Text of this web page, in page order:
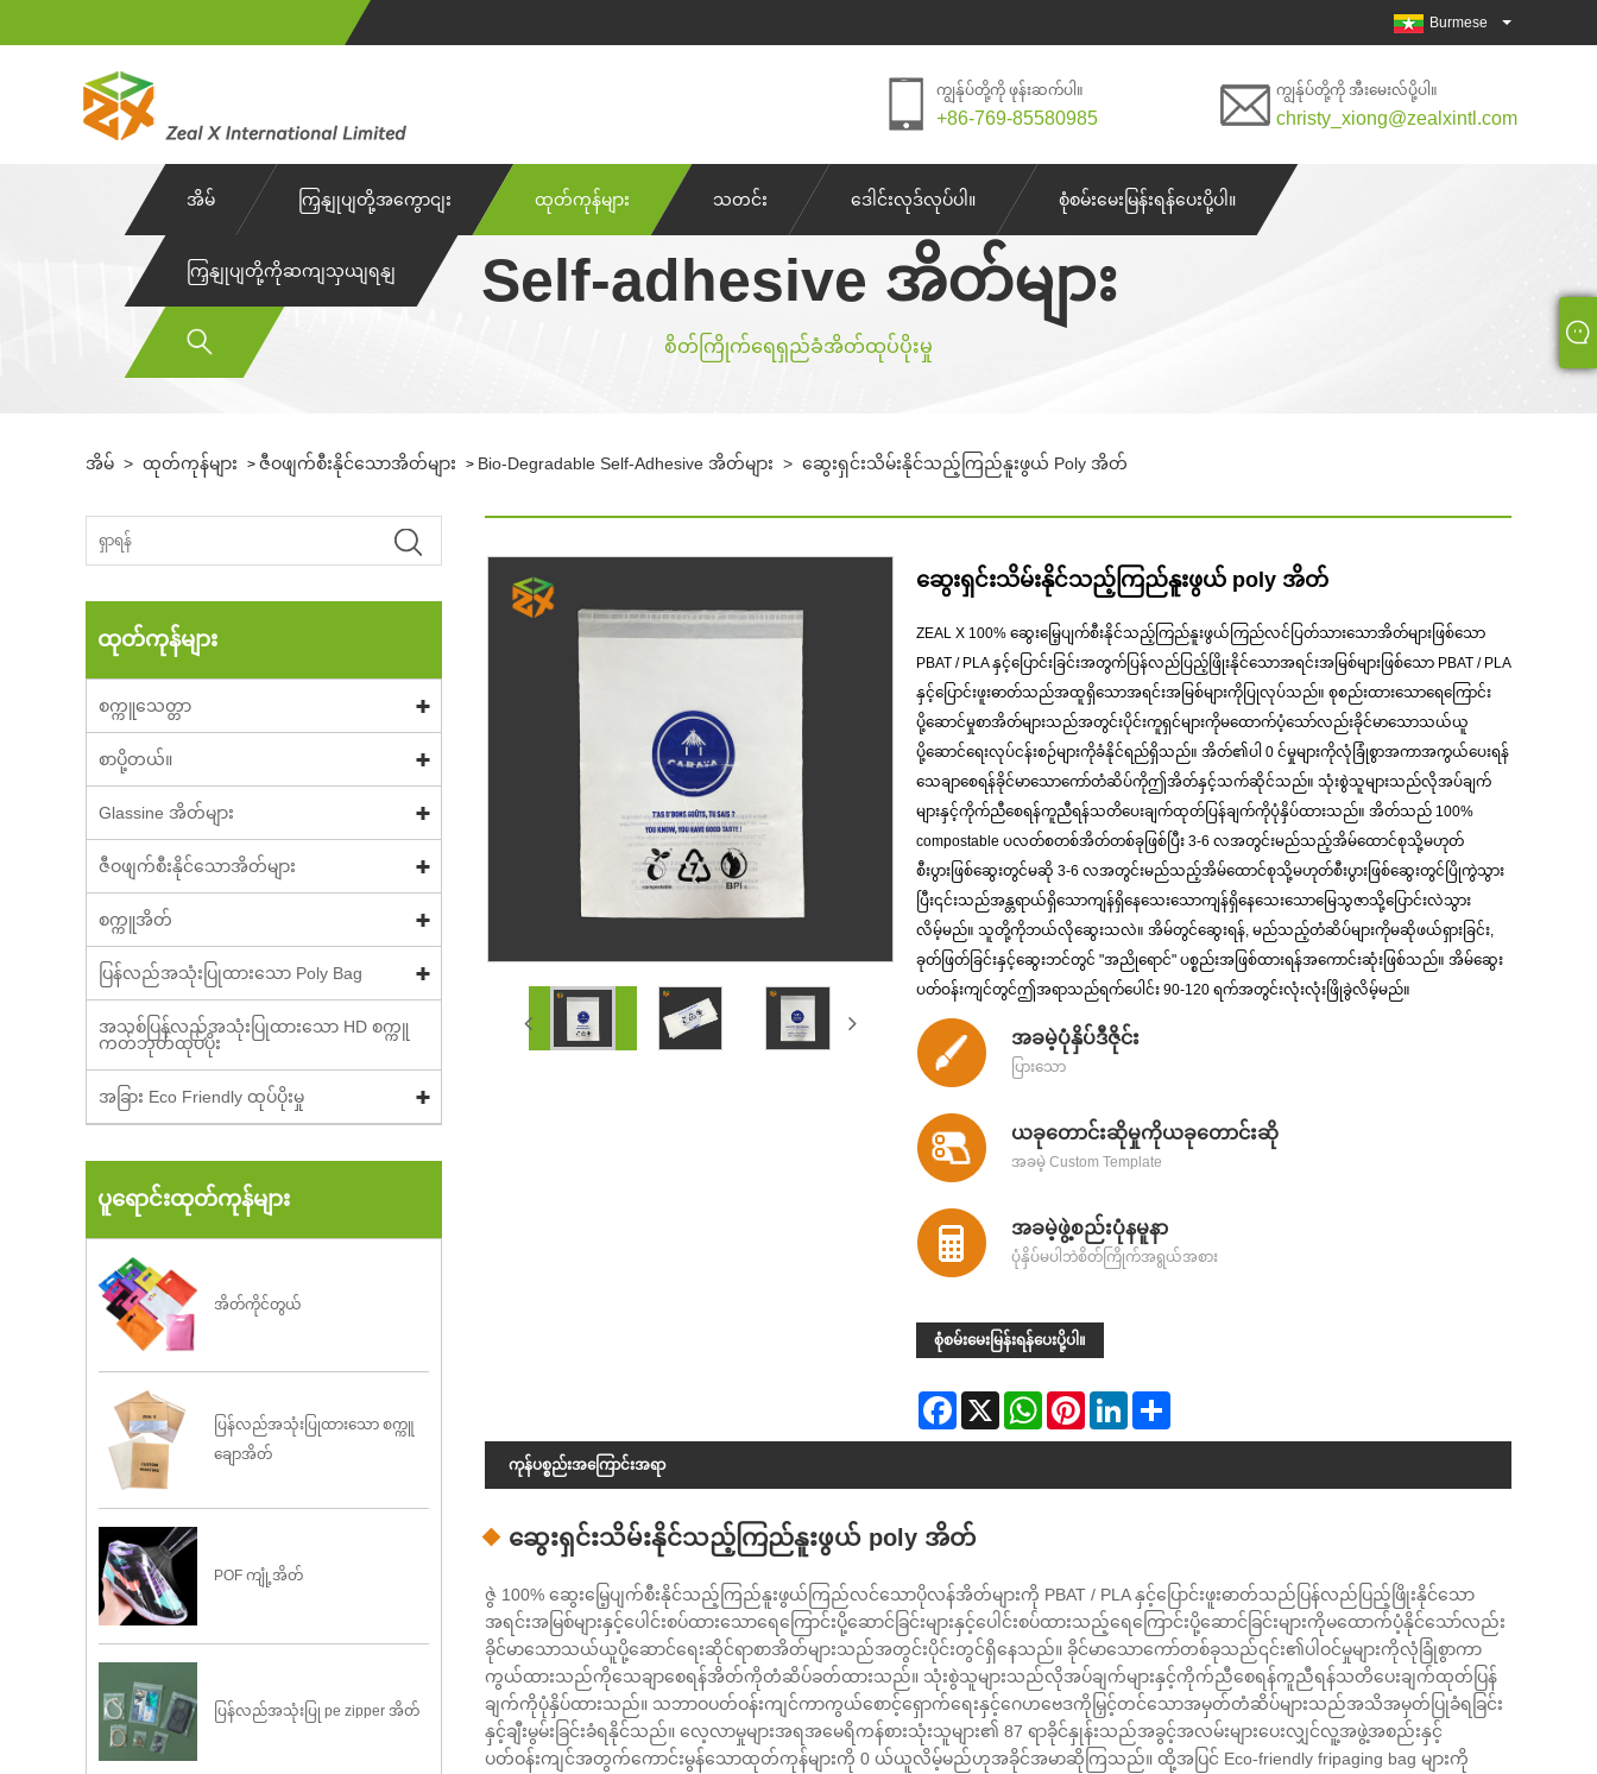
Burmese
ကျွန်ုပ်တို့ကို ဖုန်းဆက်ပါ။
+86-769-85580985
ကျွန်ုပ်တို့ကို အီးမေးလ်ပို့ပါ။
christy_xiong@zealxintl.com
အိမ် ကြှနျုပျတို့အကွောငျး ထုတ်ကုန်များ သတင်း ဒေါင်းလုဒ်လုပ်ပါ။ စုံစမ်းမေးမြန်းရန်ပေးပို့ပါ။
ကြှနျုပျတို့ကိုဆကျသှယျရနျ Self-adhesive အိတ်များ
စိတ်ကြိုက်ရေရှည်ခံအိတ်ထုပ်ပိုးမှု
အိမ် > ထုတ်ကုန်များ > ဇီဝဖျက်စီးနိုင်သောအိတ်များ > Bio-Degradable Self-Adhesive အိတ်များ > ဆွေးရှင်းသိမ်းနိုင်သည့်ကြည်နူးဖွယ် Poly အိတ်
ထုတ်ကုန်များ
စက္ကူသေတ္တာ
စာပို့တယ်။
Glassine အိတ်များ
ဇီဝဖျက်စီးနိုင်သောအိတ်များ
စက္ကူအိတ်
ပြန်လည်အသုံးပြုထားသော Poly Bag
အသစ်ပြန်လည်အသုံးပြုထားသော HD စက္ကူ
ကတ်ဘုတ်ထုပ်ပိုး
အခြား Eco Friendly ထုပ်ပိုးမှု
ပူရောင်းထုတ်ကုန်များ
အိတ်ကိုင်တွယ်
ပြန်လည်အသုံးပြုထားသော စက္ကူ
ချောအိတ်
POF ကျုံ့အိတ်
ပြန်လည်အသုံးပြု pe zipper အိတ်
ဆွေးရှင်းသိမ်းနိုင်သည့်ကြည်နူးဖွယ် poly အိတ်
ZEAL X 100% ဆွေးမြေ့ပျက်စီးနိုင်သည့်ကြည်နူးဖွယ်ကြည်လင်ပြတ်သားသောအိတ်များဖြစ်သော
PBAT / PLA နှင့်ပြောင်းခြင်းအတွက်ပြန်လည်ပြည့်ဖြိုးနိုင်သောအရင်းအမြစ်များဖြစ်သော PBAT / PLA
နှင့်ပြောင်းဖူးဓာတ်သည်အထူရှိသောအရင်းအမြစ်များကိုပြုလုပ်သည်။ စုစည်းထားသောရေကြောင်း
ပို့ဆောင်မှုစာအိတ်များသည်အတွင်းပိုင်းကူရှင်များကိုမထောက်ပံ့သော်လည်းခိုင်မာသောသယ်ယူ
ပို့ဆောင်ရေးလုပ်ငန်းစဉ်များကိုခံနိုင်ရည်ရှိသည်။ အိတ်၏ပါ 0 င်မှုများကိုလုံခြုံစွာအကာအကွယ်ပေးရန်
သေချာစေရန်ခိုင်မာသောကော်တံဆိပ်ကိုဤအိတ်နှင့်သက်ဆိုင်သည်။ သုံးစွဲသူများသည်လိုအပ်ချက်
များနှင့်ကိုက်ညီစေရန်ကူညီရန်သတိပေးချက်ထုတ်ပြန်ချက်ကိုပုံနှိပ်ထားသည်။ အိတ်သည် 100%
compostable ပလတ်စတစ်အိတ်တစ်ခုဖြစ်ပြီး 3-6 လအတွင်းမည်သည့်အိမ်ထောင်စုသို့မဟုတ်
စီးပွားဖြစ်ဆွေးတွင်မဆို 3-6 လအတွင်းမည်သည့်အိမ်ထောင်စုသို့မဟုတ်စီးပွားဖြစ်ဆွေးတွင်ပြိုကွဲသွား
ပြီး၎င်းသည်အန္တရာယ်ရှိသောကျန်ရှိနေသေးသောကျန်ရှိနေသေးသောမြေသွဇာသို့ပြောင်းလဲသွား
လိမ့်မည်။ သူတို့ကိုဘယ်လိုဆွေးသလဲ။ အိမ်တွင်ဆွေးရန်, မည်သည့်တံဆိပ်များကိုမဆိုဖယ်ရှားခြင်း,
ခုတ်ဖြတ်ခြင်းနှင့်ဆွေးဘင်တွင် "အညိုရောင်" ပစ္စည်းအဖြစ်ထားရန်အကောင်းဆုံးဖြစ်သည်။ အိမ်ဆွေး
ပတ်ဝန်းကျင်တွင်ဤအရာသည်ရက်ပေါင်း 90-120 ရက်အတွင်းလုံးလုံးဖြိုခွဲလိမ့်မည်။
အခမဲ့ပုံနှိပ်ဒီဇိုင်း
ပြားသော
ယခုတောင်းဆိုမှုကိုယခုတောင်းဆို
အခမဲ့ Custom Template
အခမဲ့ဖွဲ့စည်းပုံနမူနာ
ပုံနှိပ်မပါဘဲစိတ်ကြိုက်အရွယ်အစား
စုံစမ်းမေးမြန်းရန်ပေးပို့ပါ။
Facebook WhatsAppPinterestLinkedIn
ကုန်ပစ္စည်းအကြောင်းအရာ
ဆွေးရှင်းသိမ်းနိုင်သည့်ကြည်နူးဖွယ် poly အိတ်
ဇွဲ 100% ဆွေးမြေ့ပျက်စီးနိုင်သည့်ကြည်နူးဖွယ်ကြည်လင်သောပိုလန်အိတ်များကို PBAT / PLA နှင့်ပြောင်းဖူးဓာတ်သည်ပြန်လည်ပြည့်ဖြိုးနိုင်သော
အရင်းအမြစ်များနှင့်ပေါင်းစပ်ထားသောရေကြောင်းပို့ဆောင်ခြင်းများနှင့်ပေါင်းစပ်ထားသည့်ရေကြောင်းပို့ဆောင်ခြင်းများကိုမထောက်ပံ့နိုင်သော်လည်း
ခိုင်မာသောသယ်ယူပို့ဆောင်ရေးဆိုင်ရာစာအိတ်များသည်အတွင်းပိုင်းတွင်ရှိနေသည်။ ခိုင်မာသောကော်တစ်ခုသည်၎င်း၏ပါဝင်မှုများကိုလုံခြုံစွာကာ
ကွယ်ထားသည်ကိုသေချာစေရန်အိတ်ကိုတံဆိပ်ခတ်ထားသည်။ သုံးစွဲသူများသည်လိုအပ်ချက်များနှင့်ကိုက်ညီစေရန်ကူညီရန်သတိပေးချက်ထုတ်ပြန်
ချက်ကိုပုံနှိပ်ထားသည်။ သဘာဝပတ်ဝန်းကျင်ကာကွယ်စောင့်ရှောက်ရေးနှင့်ဂေဟဗေဒကိုမြှင့်တင်သောအမှတ်တံဆိပ်များသည်အသိအမှတ်ပြုခံရခြင်း
နှင့်ချီးမွမ်းခြင်းခံရနိုင်သည်။ လေ့လာမှုများအရအမေရိကန်စားသုံးသူများ၏ 87 ရာခိုင်နှုန်းသည်အခွင့်အလမ်းများပေးလျှင်လူ့အဖွဲ့အစည်းနှင့်
ပတ်ဝန်းကျင်အတွက်ကောင်းမွန်သောထုတ်ကုန်များကို 0 ယ်ယူလိမ့်မည်ဟုအခိုင်အမာဆိုကြသည်။ ထို့အပြင် Eco-friendly fripaging bag များကို